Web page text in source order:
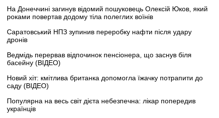
На Донеччині загинув відомий пошуковець Олексій Юков, який
роками повертав додому тіла полеглих воїнів
Саратовський НПЗ зупинив переробку нафти після удару
дронів
Ведмідь перервав відпочинок пенсіонера, що заснув біля
басейну (ВІДЕО)
Новий хіт: кмітлива британка допомогла їжачку потрапити до
саду (ВІДЕО)
Популярна на весь світ дієта небезпечна: лікар попередив
українців